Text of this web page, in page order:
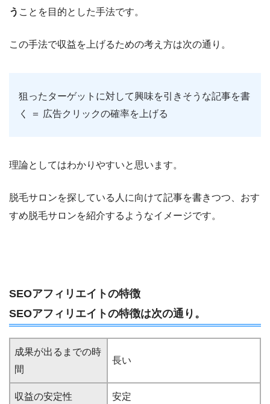
う ことを目的とした手法です。
この手法で収益を上げるための考え方は次の通り。
狙ったターゲットに対して興味を引きそうな記事を書
く ＝ 広告クリックの確率を上げる
理論としてはわかりやすいと思います。
脱毛サロンを探している人に向けて記事を書きつつ、おす
すめ脱毛サロンを紹介するようなイメージです。
SEOアフィリエイトの特徴
SEOアフィリエイトの特徴は次の通り。
成果が出るまでの時
間
長い
収益の安定性 安定